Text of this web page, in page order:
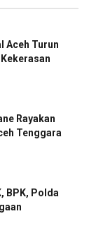
Aceh Turun
Rayakan
Tenggara
BPK, Polda